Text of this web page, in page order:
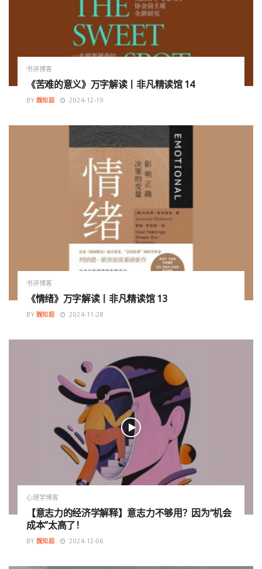
书评博客
《苦难的意义》万字解读丨非凡精读馆 14
BY 魏知超 2024-12-19
书评博客
《情绪》万字解读丨非凡精读馆 13
BY 魏知超 2024-11-28
心理学博客
【意志力的经济学解释】意志力不够用？因为“机会
成本”太高了！
BY 魏知超 2024-12-06